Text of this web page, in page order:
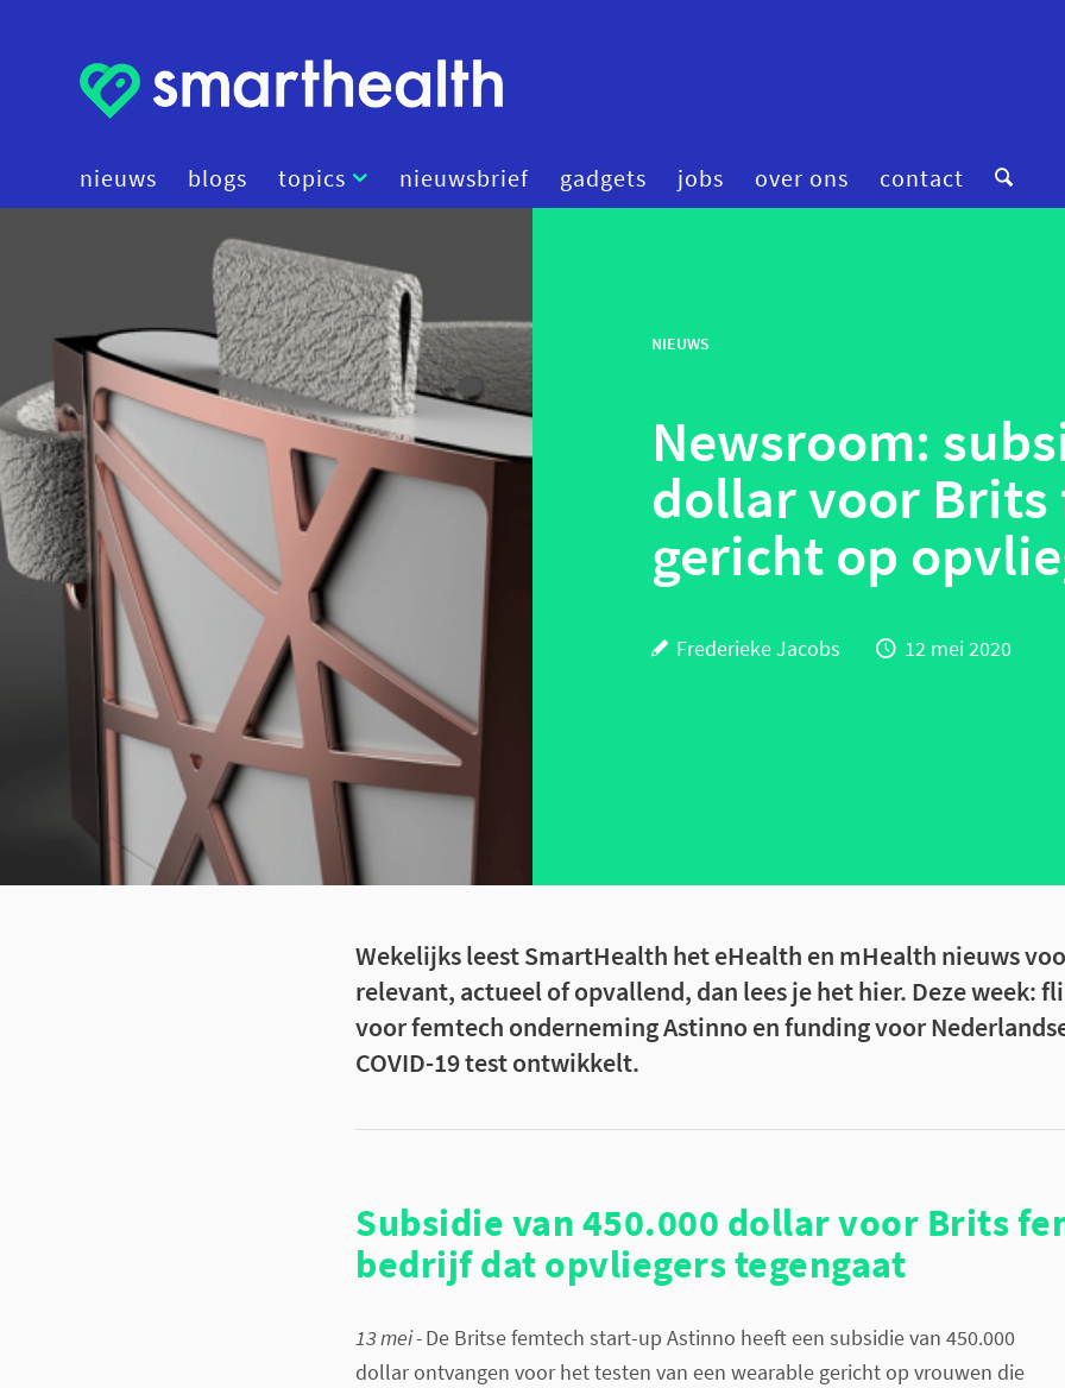
nieuws blogs topics
artificial intelligence
beleid
cybersecurity
data
diagnostiek
digital therapeutics
financiering
mental health
onderzoek
smart hospitals
smart stuff
nieuwsbrief gadgets jobs over ons contact
NIEUWS
Newsroom:
dollar voor
gericht op
Frederieke Jacobs 12 mei 2020
Wekelijks leest SmartHealth het eHealth en mHealth nieuws
relevant, actueel of opvallend, dan lees je het hier. Deze week:
voor femtech onderneming Astinno en funding voor
COVID-19 test ontwikkelt.
Subsidie van 450.000 dollar voor Brits
bedrijf dat opvliegers tegengaat
13 mei -De Britse femtech start-up Astinno heeft een subsidie van 450.000
dollar ontvangen voor het testen van een wearable gericht op vrouwen die